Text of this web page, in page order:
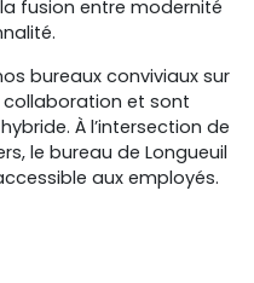
fusion entre modernité
bureaux conviviaux sur
et sont
À l’intersection de
le bureau de Longueuil
aux employés.